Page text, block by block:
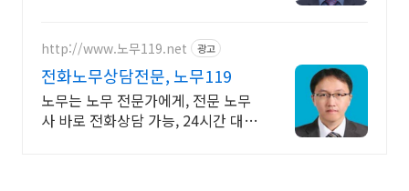
http://www.노무119.net 광고
전화노무상담전문, 노무119
노무는 노무 전문가에게, 전문 노무
사 바로 전화상담 가능, 24시간 대기